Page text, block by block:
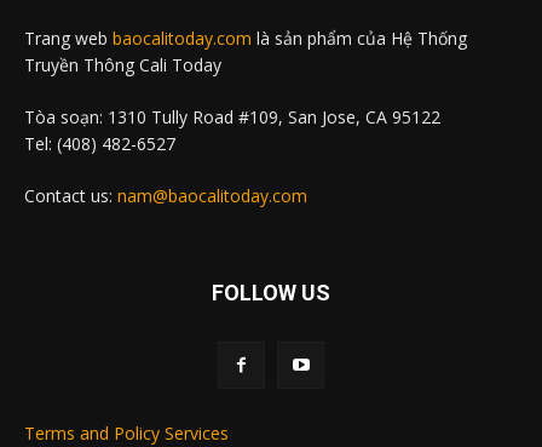
Trang web baocalitoday.com là sản phẩm của Hệ Thống
Truyền Thông Cali Today
Tòa soạn: 1310 Tully Road #109, San Jose, CA 95122
Tel: (408) 482-6527
Contact us: nam@baocalitoday.com
FOLLOW US
Terms and Policy Services